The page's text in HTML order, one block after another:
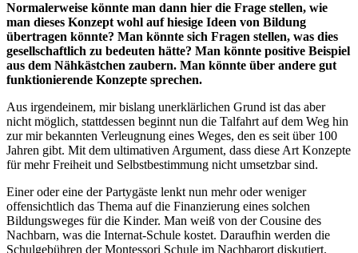
Normalerweise könnte man dann hier die Frage stellen, wie
man dieses Konzept wohl auf hiesige Ideen von Bildung
übertragen könnte? Man könnte sich Fragen stellen, was dies
gesellschaftlich zu bedeuten hätte? Man könnte positive Beispiel
aus dem Nähkästchen zaubern. Man könnte über andere gut
funktionierende Konzepte sprechen.
Aus irgendeinem, mir bislang unerklärlichen Grund ist das aber
nicht möglich, stattdessen beginnt nun die Talfahrt auf dem Weg hin
zur mir bekannten Verleugnung eines Weges, den es seit über 100
Jahren gibt. Mit dem ultimativen Argument, dass diese Art Konzepte
für mehr Freiheit und Selbstbestimmung nicht umsetzbar sind.
Einer oder eine der Partygäste lenkt nun mehr oder weniger
offensichtlich das Thema auf die Finanzierung eines solchen
Bildungsweges für die Kinder. Man weiß von der Cousine des
Nachbarn, was die Internat-Schule kostet. Daraufhin werden die
Schulgebühren der Montessori Schule im Nachbarort diskutiert.